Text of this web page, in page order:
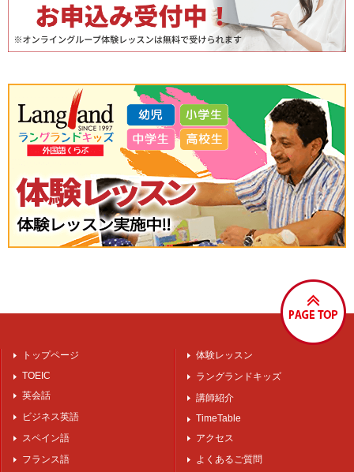
トップページ
TOEIC
英会話
ビジネス英語
スペイン語
フランス語
体験レッスン
ラングランドキッズ
講師紹介
TimeTable
アクセス
よくあるご質問